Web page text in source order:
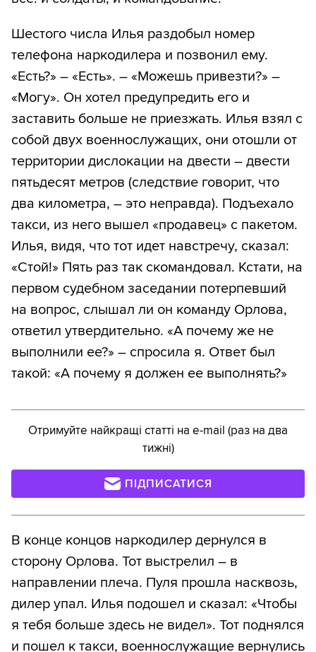
Шестого числа Илья раздобыл номер
телефона наркодилера и позвонил ему.
«Есть?» – «Есть». – «Можешь привезти?» –
«Могу». Он хотел предупредить его и
заставить больше не приезжать. Илья взял с
собой двух военнослужащих, они отошли от
территории дислокации на двести – двести
пятьдесят метров (следствие говорит, что
два километра, – это неправда). Подъехало
такси, из него вышел «продавец» с пакетом.
Илья, видя, что тот идет навстречу, сказал:
«Стой!» Пять раз так скомандовал. Кстати, на
первом судебном заседании потерпевший
на вопрос, слышал ли он команду Орлова,
ответил утвердительно. «А почему же не
выполнили ее?» – спросила я. Ответ был
такой: «А почему я должен ее выполнять?»
Отримуйте найкращі статті на e-mail (раз на два
тижні)
ПІДПИСАТИСЯ
В конце концов наркодилер дернулся в
сторону Орлова. Тот выстрелил – в
направлении плеча. Пуля прошла насквозь,
дилер упал. Илья подошел и сказал: «Чтобы
я тебя больше здесь не видел». Тот поднялся
и пошел к такси, военнослужащие вернулись